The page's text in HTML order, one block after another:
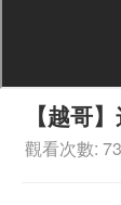
【越哥
觀看次數: